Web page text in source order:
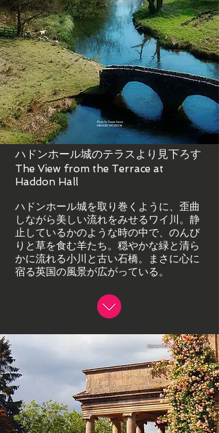
ハドンホール城のテラスより見下ろす
The View from the Terrace at
Haddon Hall
ハドンホール城を取り巻くように、歪曲
しながら美しい流れをみせるワイ川。静
止しているかのような時の中で、のんび
りと草を食む羊たち。穏やかな緑と清ら
かに流れる小川と古い石橋。まさに心に
宿る英国の風景が広がっている。